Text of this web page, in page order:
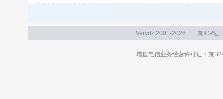
Verydz 2001-2026 京ICP证
增值电信业务经营许可证：京